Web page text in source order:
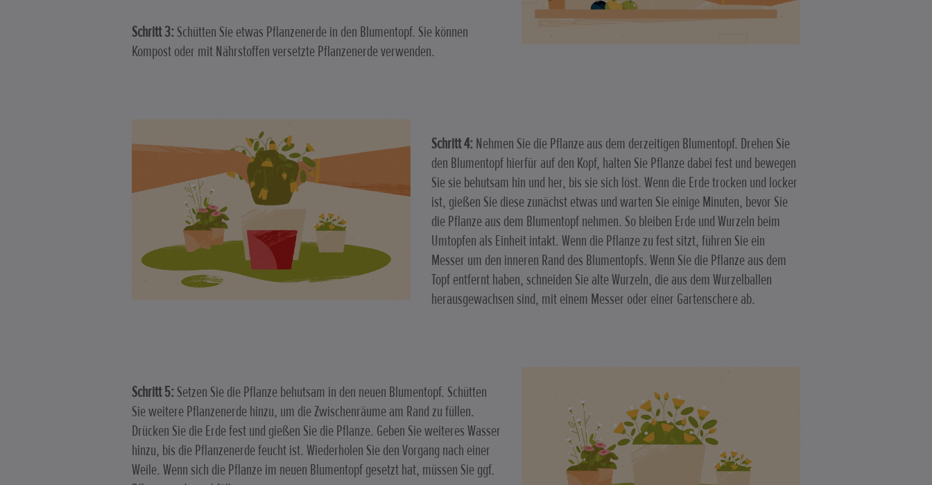
Schritt 3:Schütten Sie etwas Pflanzenerde in den Blumentopf. Sie können
Kompost oder mit Nährstoffen versetzte Pflanzenerde verwenden.
Schritt 4:Nehmen Sie die Pflanze aus dem derzeitigen Blumentopf. Drehen Sie
den Blumentopf hierfür auf den Kopf, halten Sie Pflanze dabei fest und bewegen
Sie sie behutsam hin und her, bis sie sich löst. Wenn die Erde trocken und locker
ist, gießen Sie diese zunächst etwas und warten Sie einige Minuten, bevor Sie
die Pflanze aus dem Blumentopf nehmen. So bleiben Erde und Wurzeln beim
Umtopfen als Einheit intakt. Wenn die Pflanze zu fest sitzt, führen Sie ein
Messer um den inneren Rand des Blumentopfs. Wenn Sie die Pflanze aus dem
Topf entfernt haben, schneiden Sie alte Wurzeln, die aus dem Wurzelballen
herausgewachsen sind, mit einem Messer oder einer Gartenschere ab.
Schritt 5:Setzen Sie die Pflanze behutsam in den neuen Blumentopf. Schütten
Sie weitere Pflanzenerde hinzu, um die Zwischenräume am Rand zu füllen.
Drücken Sie die Erde fest und gießen Sie die Pflanze. Geben Sie weiteres Wasser
hinzu, bis die Pflanzenerde feucht ist. Wiederholen Sie den Vorgang nach einer
Weile. Wenn sich die Pflanze im neuen Blumentopf gesetzt hat, müssen Sie ggf.